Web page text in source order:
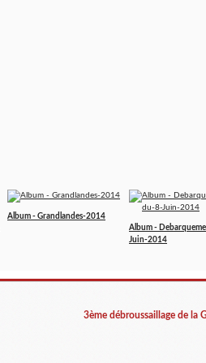
Album - Grandlandes-2014
Album -
Juin-2014
3ème débroussaillage de la